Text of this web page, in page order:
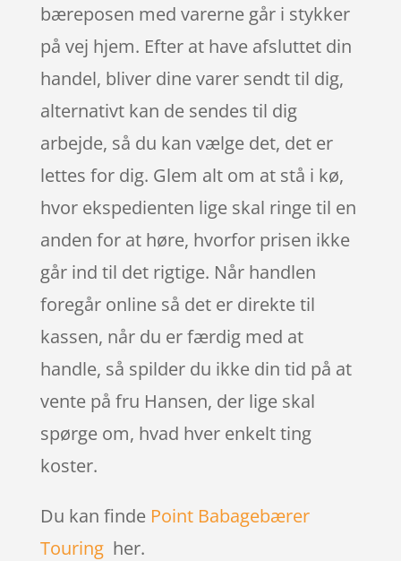
bæreposen med varerne går i stykker
på vej hjem. Efter at have afsluttet din
handel, bliver dine varer sendt til dig,
alternativt kan de sendes til dig
arbejde, så du kan vælge det, det er
lettes for dig. Glem alt om at stå i kø,
hvor ekspedienten lige skal ringe til en
anden for at høre, hvorfor prisen ikke
går ind til det rigtige. Når handlen
foregår online så det er direkte til
kassen, når du er færdig med at
handle, så spilder du ikke din tid på at
vente på fru Hansen, der lige skal
spørge om, hvad hver enkelt ting
koster.
Du kan finde Point Babagebærer
Touringher.